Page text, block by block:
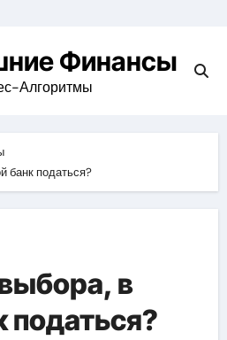
Финансы
Алгоритмы
банк податься?
в
податься?